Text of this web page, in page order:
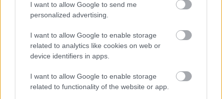
I want to allow Google to send me
personalized advertising.
I want to allow Google to enable storage
related to analytics like cookies on web or
device identifiers in apps.
I want to allow Google to enable storage
related to functionality of the website or app.
Estos jugadores son duda: Kondogbia (molestias), Savic
Posibles modificaciones: posible vuelta a una línea de 3
centrales. Savic podría llegar al partido, pero no parece que
Simeone vaya a arriesgar con él y le reservaría para el
partido de la siguiente jornada. Kondogbia es duda y